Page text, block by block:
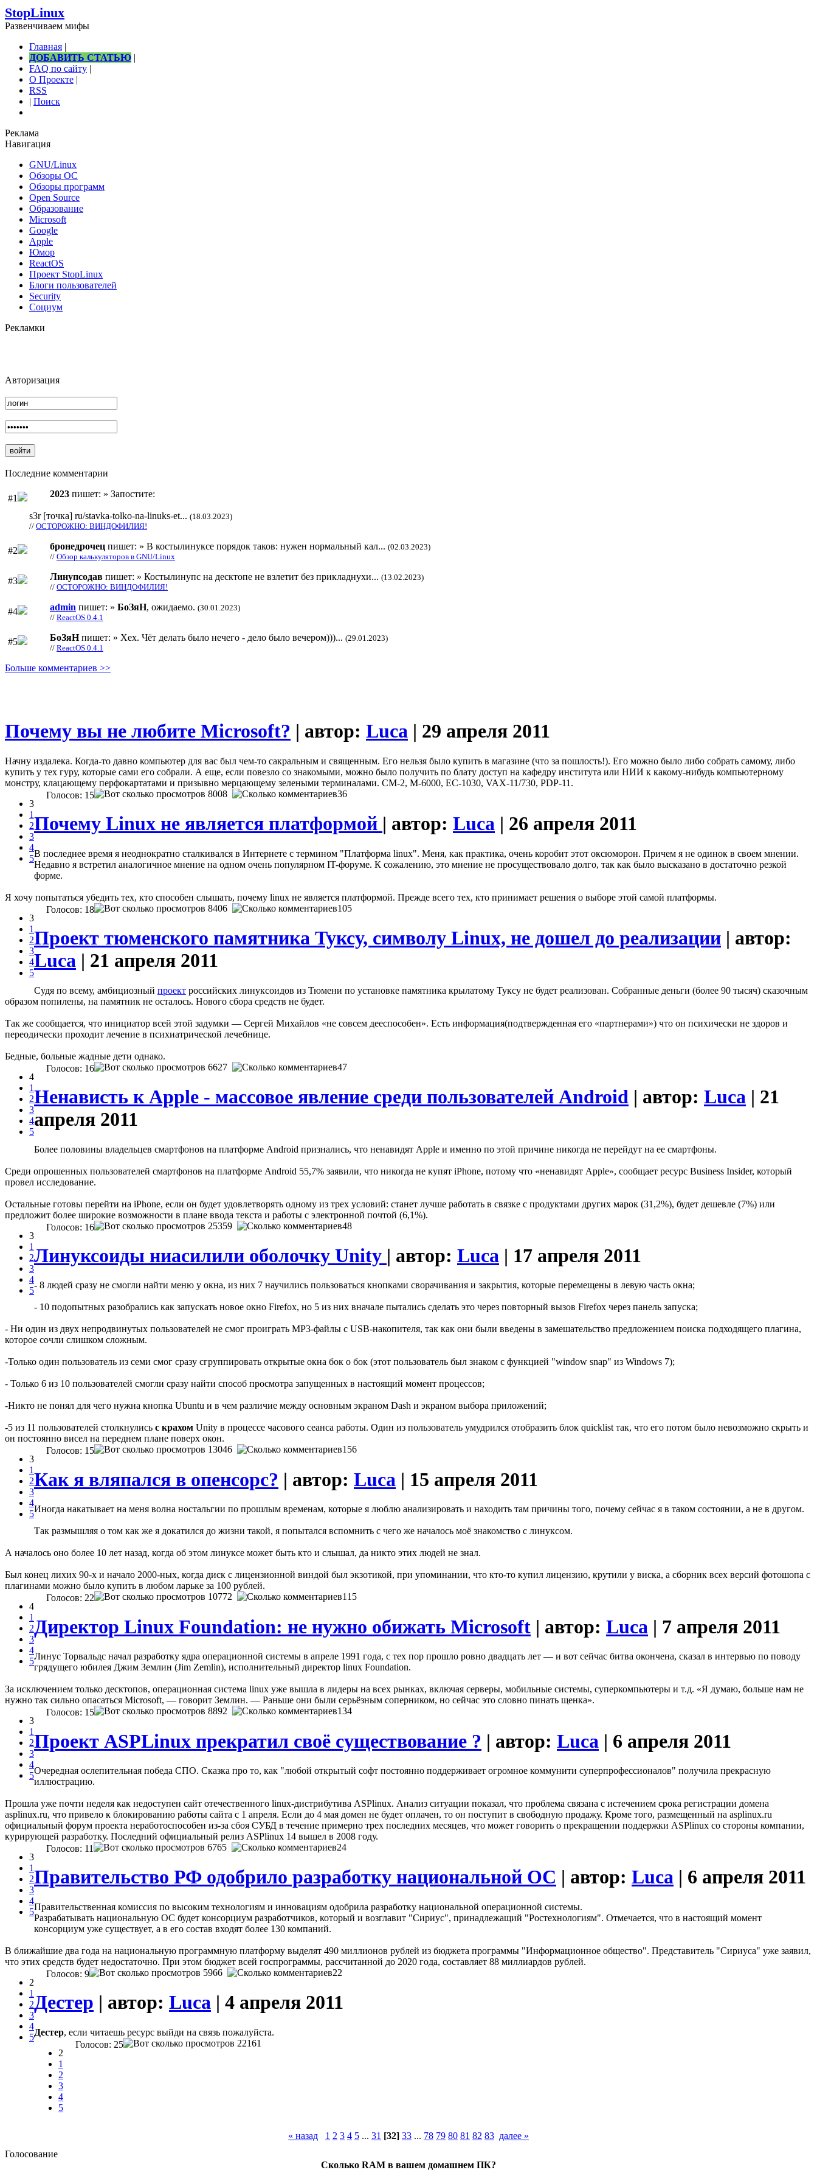
StopLinux
Развенчиваем мифы
Главная |
ДОБАВИТЬ СТАТЬЮ |
FAQ по сайту |
О Проекте |
RSS
| Поиск
Реклама
Навигация
GNU/Linux
Обзоры ОС
Обзоры программ
Open Source
Образование
Microsoft
Google
Apple
Юмор
ReactOS
Проект StopLinux
Блоги пользователей
Security
Социум
Рекламки
Авторизация
Последние комментарии
#1 2023 пишет: » Запостите:
s3r [точка] ru/stavka-tolko-na-linuks-et... (18.03.2023)
// ОСТОРОЖНО: ВИНДОФИЛИЯ!
#2 бронедрочец пишет: » В костылинуксе порядок таков: нужен нормальный кал... (02.03.2023)
// Обзор калькуляторов в GNU/Linux
#3 Линупсодав пишет: » Костылинупс на десктопе не взлетит без прикладнухи... (13.02.2023)
// ОСТОРОЖНО: ВИНДОФИЛИЯ!
#4 admin пишет: » БоЗяН, ожидаемо. (30.01.2023)
// ReactOS 0.4.1
#5 БоЗяНпишет: » Хех. Чёт делать было нечего - дело было вечером)))... (29.01.2023)
// ReactOS 0.4.1
Больше комментариев >>
Почему вы не любите Microsoft? | автор: Luca | 29 апреля 2011
Начну издалека. Когда-то давно компьютер для вас был чем-то сакральным и священным. Его нельзя было купить в магазине (что за пошлость!). Его можно было либо собрать самому, либо
купить у тех гуру, которые сами его собрали. А еще, если повезло со знакомыми, можно было получить по блату доступ на кафедру института или НИИ к какому-нибудь компьютерному
монстру, клацающему перфокартатами и призывно мерцающему зелеными терминалами. CM-2, M-6000, EC-1030, VAX-11/730, PDP-11.
3
1
2
3
4
5
Голосов: 15 8008 36
Почему Linux не является платформой | автор: Luca | 26 апреля 2011
В последнее время я неоднократно сталкивался в Интернете с термином "Платформа linux". Меня, как практика, очень коробит этот оксюморон. Причем я не одинок в своем мнении.
Недавно я встретил аналогичное мнение на одном очень популярном IT-форуме. К сожалению, это мнение не просуществовало долго, так как было высказано в достаточно резкой
форме.
Я хочу попытаться убедить тех, кто способен слышать, почему linux не является платформой. Прежде всего тех, кто принимает решения о выборе этой самой платформы.
3
1
2
3
4
5
Голосов: 18 8406 105
Проект тюменского памятника Туксу, символу Linux, не дошел до реализации | автор:
Luca | 21 апреля 2011
Судя по всему, амбициозный проект российских линуксоидов из Тюмени по установке памятника крылатому Туксу не будет реализован. Собранные деньги (более 90 тысяч) сказочным
образом попилены, на памятник не осталось. Нового сбора средств не будет.
Так же сообщается, что инициатор всей этой задумки — Сергей Михайлов «не совсем дееспособен». Есть информация(подтвержденная его «партнерами») что он психически не здоров и
переодически проходит лечение в психиатрической лечебнице.
Бедные, больные жадные дети однако.
4
1
2
3
4
5
Голосов: 16 6627 47
Ненависть к Apple - массовое явление среди пользователей Android | автор: Luca | 21
апреля 2011
Более половины владельцев смартфонов на платформе Android признались, что ненавидят Apple и именно по этой причине никогда не перейдут на ее смартфоны.
Среди опрошенных пользователей смартфонов на платформе Android 55,7% заявили, что никогда не купят iPhone, потому что «ненавидят Apple», сообщает ресурс Business Insider, который
провел исследование.
Остальные готовы перейти на iPhone, если он будет удовлетворять одному из трех условий: станет лучше работать в связке с продуктами других марок (31,2%), будет дешевле (7%) или
предложит более широкие возможности в плане ввода текста и работы с электронной почтой (6,1%).
3
1
2
3
4
5
Голосов: 16 25359 48
Линуксоиды ниасилили оболочку Unity | автор: Luca | 17 апреля 2011
- 8 людей сразу не смогли найти меню у окна, из них 7 научились пользоваться кнопками сворачивания и закрытия, которые перемещены в левую часть окна;
- 10 подопытных разобрались как запускать новое окно Firefox, но 5 из них вначале пытались сделать это через повторный вызов Firefox через панель запуска;
- Ни один из двух непродвинутых пользователей не смог проиграть MP3-файлы с USB-накопителя, так как они были введены в замешательство предложением поиска подходящего плагина,
которое сочли слишком сложным.
-Только один пользователь из семи смог сразу сгруппировать открытые окна бок о бок (этот пользователь был знаком с функцией "window snap" из Windows 7);
- Только 6 из 10 пользователей смогли сразу найти способ просмотра запущенных в настоящий момент процессов;
-Никто не понял для чего нужна кнопка Ubuntu и в чем различие между основным экраном Dash и экраном выбора приложений;
-5 из 11 пользователей столкнулись с крахом Unity в процессе часового сеанса работы. Один из пользователь умудрился отобразить блок quicklist так, что его потом было невозможно скрыть и
он постоянно висел на переднем плане поверх окон.
3
1
2
3
4
5
Голосов: 15 13046 156
Как я вляпался в опенсорс? | автор: Luca | 15 апреля 2011
Иногда накатывает на меня волна ностальгии по прошлым временам, которые я люблю анализировать и находить там причины того, почему сейчас я в таком состоянии, а не в другом.
Так размышляя о том как же я докатился до жизни такой, я попытался вспомнить с чего же началось моё знакомство с линуксом.
А началось оно более 10 лет назад, когда об этом линуксе может быть кто и слышал, да никто этих людей не знал.
Был конец лихих 90-х и начало 2000-ных, когда диск с лицензионной виндой был экзотикой, при упоминании, что кто-то купил лицензию, крутили у виска, а сборник всех версий фотошопа с
плагинами можно было купить в любом ларьке за 100 рублей.
4
1
2
3
4
5
Голосов: 22 10772 115
Директор Linux Foundation: не нужно обижать Microsoft | автор: Luca | 7 апреля 2011
Линус Торвальдс начал разработку ядра операционной системы в апреле 1991 года, с тех пор прошло ровно двадцать лет — и вот сейчас битва окончена, сказал в интервью по поводу
грядущего юбилея Джим Землин (Jim Zemlin), исполнительный директор linux Foundation.
За исключением только десктопов, операционная система linux уже вышла в лидеры на всех рынках, включая серверы, мобильные системы, суперкомпьютеры и т.д. «Я думаю, больше нам не
нужно так сильно опасаться Microsoft, — говорит Землин. — Раньше они были серьёзным соперником, но сейчас это словно пинать щенка».
3
1
2
3
4
5
Голосов: 15 8892 134
Проект ASPLinux прекратил своё существование ? | автор: Luca | 6 апреля 2011
Очередная ослепительная победа СПО. Сказка про то, как "любой открытый софт постоянно поддерживает огромное коммунити суперпрофессионалов" получила прекрасную
иллюстрацию.
Прошла уже почти неделя как недоступен сайт отечественного linux-дистрибутива ASPlinux. Анализ ситуации показал, что проблема связана с истечением срока регистрации домена
asplinux.ru, что привело к блокированию работы сайта с 1 апреля. Если до 4 мая домен не будет оплачен, то он поступит в свободную продажу. Кроме того, размещенный на asplinux.ru
официальный форум проекта неработоспособен из-за сбоя СУБД в течение примерно трех последних месяцев, что может говорить о прекращении поддержки ASPlinux со стороны компании,
курирующей разработку. Последний официальный релиз ASPlinux 14 вышел в 2008 году.
3
1
2
3
4
5
Голосов: 11 6765 24
Правительство РФ одобрило разработку национальной ОС | автор: Luca | 6 апреля 2011
Правительственная комиссия по высоким технологиям и инновациям одобрила разработку национальной операционной системы.
Разрабатывать национальную ОС будет консорциум разработчиков, который и возглавит "Сириус", принадлежащий "Ростехнологиям". Отмечается, что в настоящий момент
консорциум уже существует, а в его состав входят более 130 компаний.
В ближайшие два года на национальную программную платформу выделят 490 миллионов рублей из бюджета программы "Информационное общество". Представитель "Сириуса" уже заявил,
что этих средств будет недостаточно. При этом бюджет всей госпрограммы, рассчитанной до 2020 года, составляет 88 миллиардов рублей.
2
1
2
3
4
5
Голосов: 9 5966 22
Дестер | автор: Luca | 4 апреля 2011
Дестер, если читаешь ресурс выйди на связь пожалуйста.
2
1
2
3
4
5
Голосов: 25 22161
« назад 1 2 3 4 5 ... 31 [32] 33 ... 78 79 80 81 82 83 далее »
Голосование
Сколько RAM в вашем домашнем ПК?